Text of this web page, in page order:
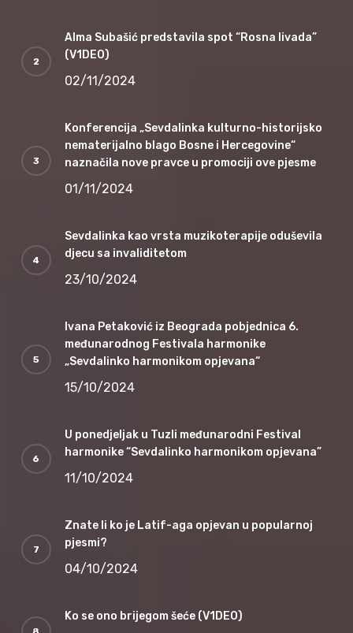
Alma Subašić predstavila spot “Rosna livada”
(V1DEO)
02/11/2024
Konferencija „Sevdalinka kulturno-historijsko
nematerijalno blago Bosne i Hercegovine“
naznačila nove pravce u promociji ove pjesme
01/11/2024
Sevdalinka kao vrsta muzikoterapije oduševila
djecu sa invaliditetom
23/10/2024
Ivana Petaković iz Beograda pobjednica 6.
međunarodnog Festivala harmonike
„Sevdalinko harmonikom opjevana“
15/10/2024
U ponedjeljak u Tuzli međunarodni Festival
harmonike “Sevdalinko harmonikom opjevana”
11/10/2024
Znate li ko je Latif-aga opjevan u popularnoj
pjesmi?
04/10/2024
Ko se ono brijegom šeće (V1DEO)